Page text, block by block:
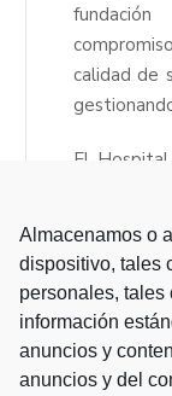
calidad de
El
unas
más de
Almacenamos o
dispositivo, tales
personales, tales
información
anuncios y
anuncios y del